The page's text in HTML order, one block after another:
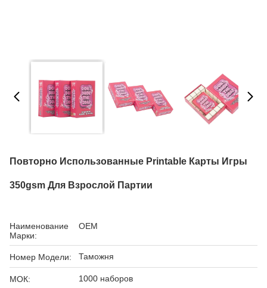
Повторно Использованные Printable Карты Игры
350gsm Для Взрослой Партии
Наименование
Марки:
OEM
Номер Модели: Таможня
МОК: 1000 наборов